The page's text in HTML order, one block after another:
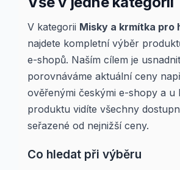
V kategorii Misky a krmítka pro
najdete kompletní výběr
e-shopů. Naším cílem je
porovnáváme aktuální ceny
ověřenými českými e-shopy a u
produktu vidíte všechny
seřazené od nejnižší ceny.
Co hledat při výběru